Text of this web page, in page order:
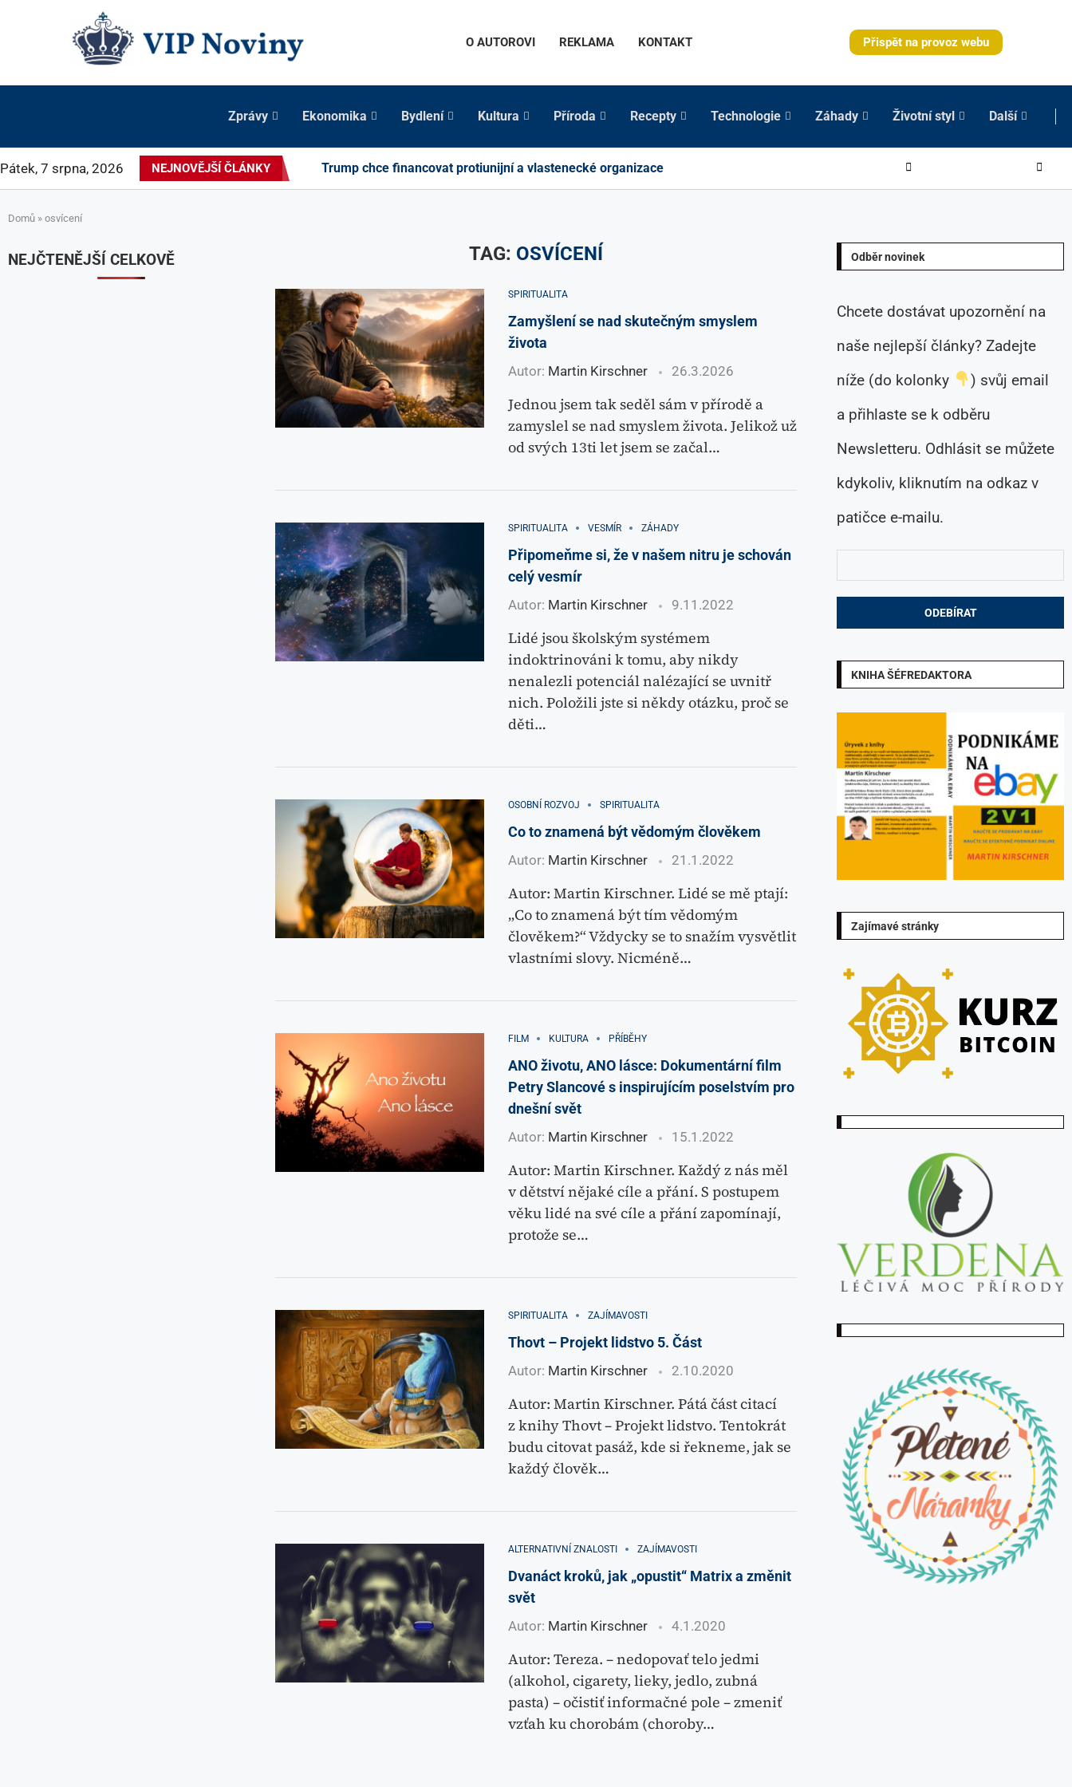
O AUTOROVI REKLAMA KONTAKT Přispět na provoz webu
Zprávy Ekonomika Bydlení Kultura Příroda Recepty Technologie Záhady Životní styl Další
Pátek, 7 srpna, 2026 NEJNOVĚJŠÍ ČLÁNKY Trump chce financovat protiunijní a vlastenecké organizace
Domů » osvícení
TAG: OSVÍCENÍ
SPIRITUALITA
Zamyšlení se nad skutečným smyslem
života
Autor: Martin Kirschner 26.3.2026
Jednou jsem tak seděl sám v přírodě a
zamyslel se nad smyslem života. Jelikož už
od svých 13ti let jsem se začal…
SPIRITUALITA VESMÍR ZÁHADY
Připomeňme si, že v našem nitru je schován
celý vesmír
Autor: Martin Kirschner 9.11.2022
Lidé jsou školským systémem
indoktrinováni k tomu, aby nikdy
nenalezli potenciál nalézající se uvnitř
nich. Položili jste si někdy otázku, proč se
děti…
OSOBNÍ ROZVOJ SPIRITUALITA
Co to znamená být vědomým člověkem
Autor: Martin Kirschner 21.1.2022
Autor: Martin Kirschner. Lidé se mě ptají:
„Co to znamená být tím vědomým
člověkem?“ Vždycky se to snažím vysvětlit
vlastními slovy. Nicméně…
FILM KULTURA PŘÍBĚHY
ANO životu, ANO lásce: Dokumentární film
Petry Slancové s inspirujícím poselstvím pro
dnešní svět
Autor: Martin Kirschner 15.1.2022
Autor: Martin Kirschner. Každý z nás měl
v dětství nějaké cíle a přání. S postupem
věku lidé na své cíle a přání zapomínají,
protože se…
SPIRITUALITA ZAJÍMAVOSTI
Thovt – Projekt lidstvo 5. Část
Autor: Martin Kirschner 2.10.2020
Autor: Martin Kirschner. Pátá část citací
z knihy Thovt – Projekt lidstvo. Tentokrát
budu citovat pasáž, kde si řekneme, jak se
každý člověk…
ALTERNATIVNÍ ZNALOSTI ZAJÍMAVOSTI
Dvanáct kroků, jak „opustit“ Matrix a změnit
svět
Autor: Martin Kirschner 4.1.2020
Autor: Tereza. – nedopovať telo jedmi
(alkohol, cigarety, lieky, jedlo, zubná
pasta) – očistiť informačné pole – zmeniť
vzťah ku chorobám (choroby…
Odběr novinek
Chcete dostávat upozornění na
naše nejlepší články? Zadejte
níže (do kolonky
) svůj email
a přihlaste se k odběru
Newsletteru. Odhlásit se můžete
kdykoliv, kliknutím na odkaz v
patičce e-mailu.
KNIHA ŠÉFREDAKTORA
Zajímavé stránky
NEJČTENĚJŠÍ CELKOVĚ